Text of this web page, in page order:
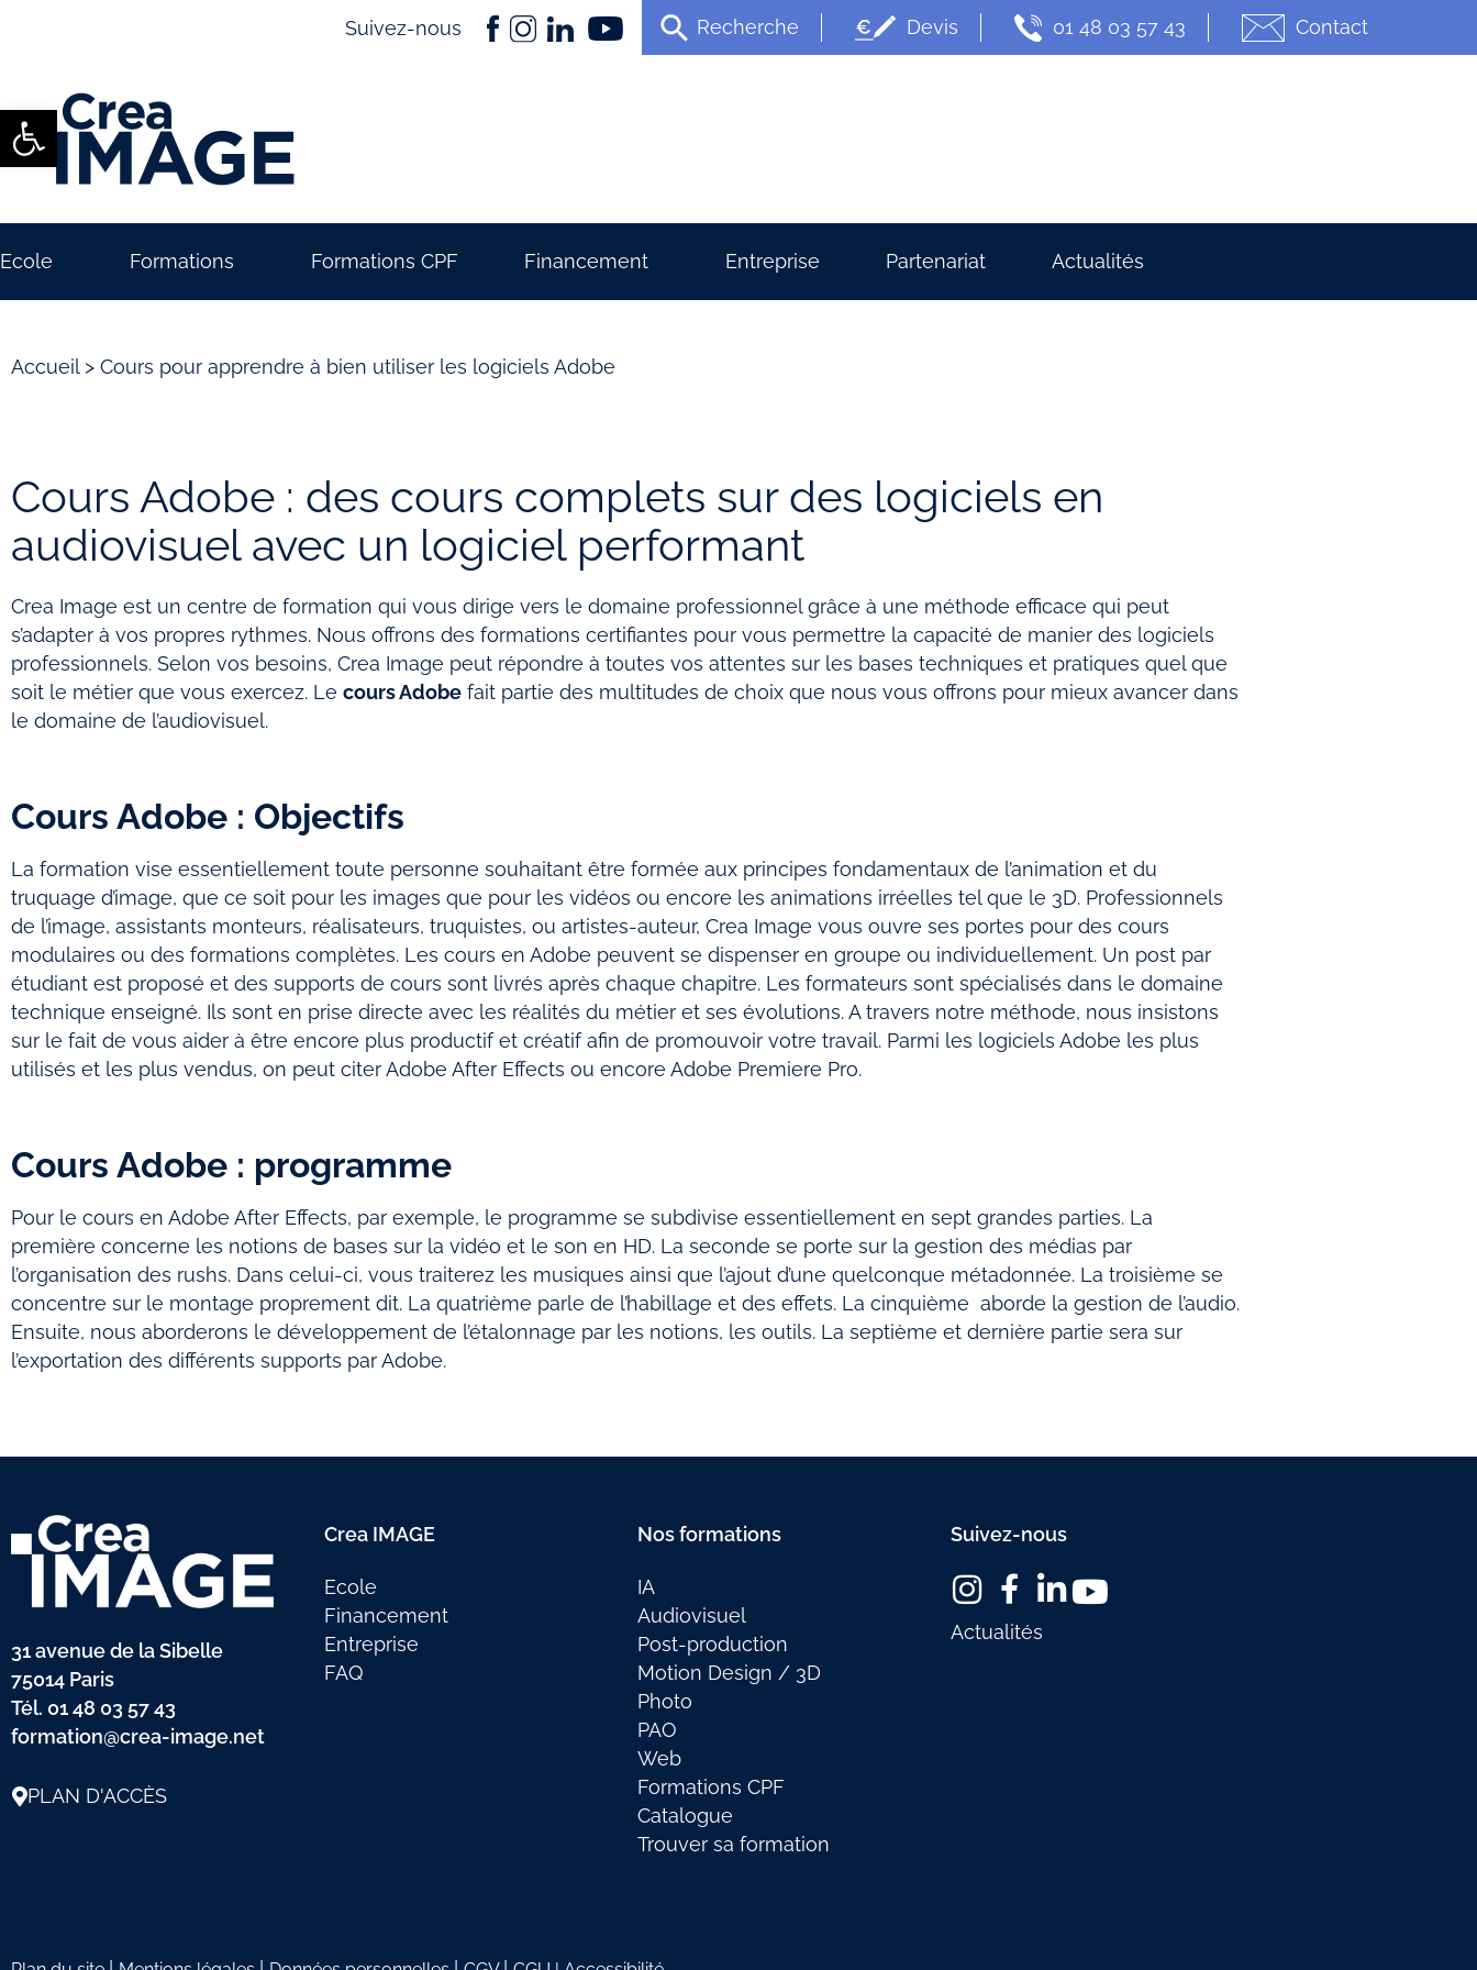
Ouvrir la barre d’outils
Suivez-nous Contact
01 48 03 57 43
Devis
Recherche
Ecole Formations Formations CPF Financement Entreprise Partenariat Actualités
Accueil> Cours pour apprendre à bien utiliser les logiciels Adobe
Cours Adobe : des cours complets sur des logiciels en
audiovisuel avec un logiciel performant
Crea Image est un centre de formation qui vous dirige vers le domaine professionnel grâce à une méthode efficace qui peut
s’adapter à vos propres rythmes. Nous offrons des formations certifiantes pour vous permettre la capacité de manier des logiciels
professionnels. Selon vos besoins, Crea Image peut répondre à toutes vos attentes sur les bases techniques et pratiques quel que
soit le métier que vous exercez. Le cours Adobe fait partie des multitudes de choix que nous vous offrons pour mieux avancer dans
le domaine de l’audiovisuel.
Cours Adobe : Objectifs
La formation vise essentiellement toute personne souhaitant être formée aux principes fondamentaux de l’animation et du
truquage d’image, que ce soit pour les images que pour les vidéos ou encore les animations irréelles tel que le 3D. Professionnels
de l’image, assistants monteurs, réalisateurs, truquistes, ou artistes-auteur, Crea Image vous ouvre ses portes pour des cours
modulaires ou des formations complètes. Les cours en Adobe peuvent se dispenser en groupe ou individuellement. Un post par
étudiant est proposé et des supports de cours sont livrés après chaque chapitre. Les formateurs sont spécialisés dans le domaine
technique enseigné. Ils sont en prise directe avec les réalités du métier et ses évolutions. A travers notre méthode, nous insistons
sur le fait de vous aider à être encore plus productif et créatif afin de promouvoir votre travail. Parmi les logiciels Adobe les plus
utilisés et les plus vendus, on peut citer Adobe After Effects ou encore Adobe Premiere Pro.
Cours Adobe : programme
Pour le cours en Adobe After Effects, par exemple, le programme se subdivise essentiellement en sept grandes parties. La
première concerne les notions de bases sur la vidéo et le son en HD. La seconde se porte sur la gestion des médias par
l’organisation des rushs. Dans celui-ci, vous traiterez les musiques ainsi que l’ajout d’une quelconque métadonnée. La troisième se
concentre sur le montage proprement dit. La quatrième parle de l’habillage et des effets. La cinquième aborde la gestion de l’audio.
Ensuite, nous aborderons le développement de l’étalonnage par les notions, les outils. La septième et dernière partie sera sur
l’exportation des différents supports par Adobe.
31 avenue de la Sibelle
75014 Paris
Tél. 01 48 03 57 43
formation@crea-image.net
PLAN D'ACCÈS
Crea IMAGE
Ecole
Financement
Entreprise
FAQ
Nos formations
IA
Audiovisuel
Post-production
Motion Design / 3D
Photo
PAO
Web
Formations CPF
Catalogue
Trouver sa formation
Suivez-nous
Actualités